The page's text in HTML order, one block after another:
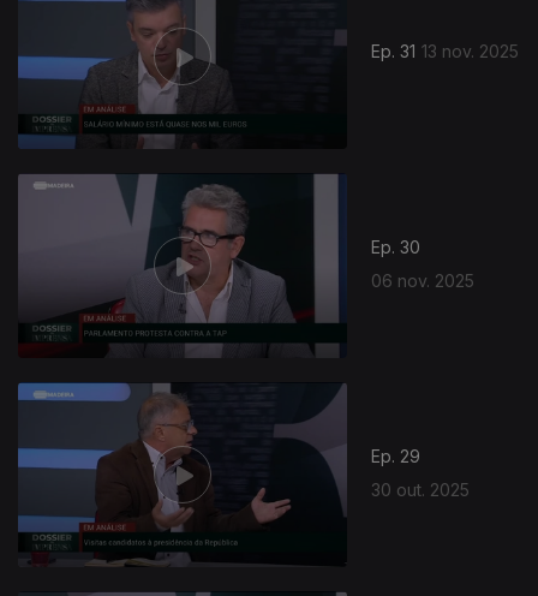
Ep. 31 13 nov. 2025
Ep. 30
06 nov. 2025
Ep. 29
30 out. 2025